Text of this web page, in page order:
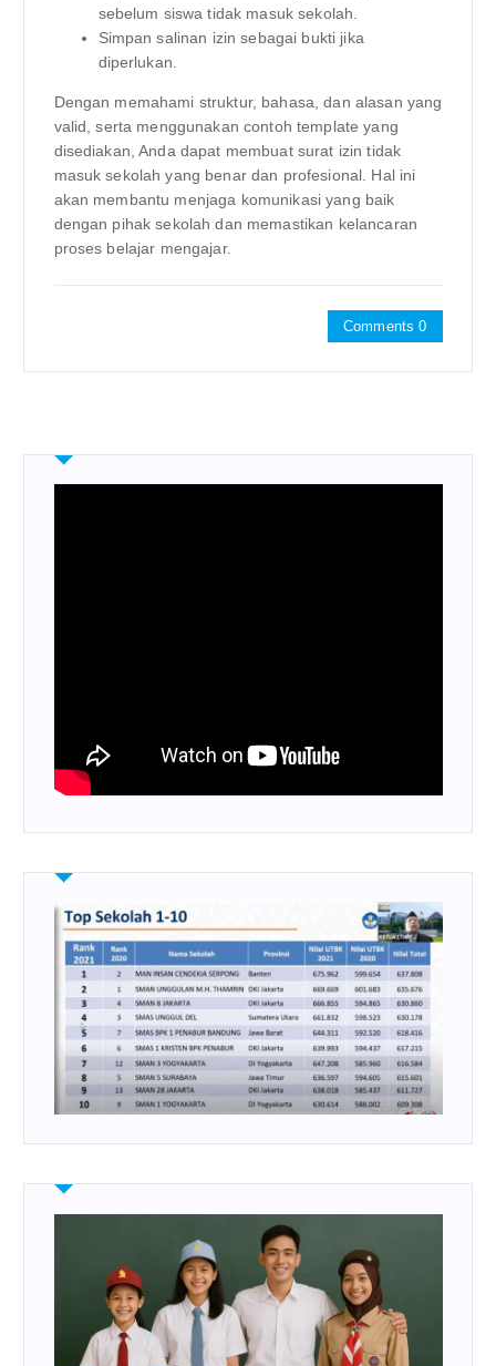
sebelum siswa tidak masuk sekolah.
Simpan salinan izin sebagai bukti jika
diperlukan.
Dengan memahami struktur, bahasa, dan alasan yang
valid, serta menggunakan contoh template yang
disediakan, Anda dapat membuat surat izin tidak
masuk sekolah yang benar dan profesional. Hal ini
akan membantu menjaga komunikasi yang baik
dengan pihak sekolah dan memastikan kelancaran
proses belajar mengajar.
Comments 0